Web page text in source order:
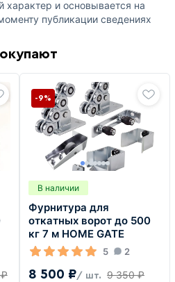
характер и основывается на
публикации сведениях
В наличии
Фурнитура для
откатных ворот до 500
кг 7 м HOME GATE
5 2
8 500 ₽/ шт. 9 350 ₽
-9%